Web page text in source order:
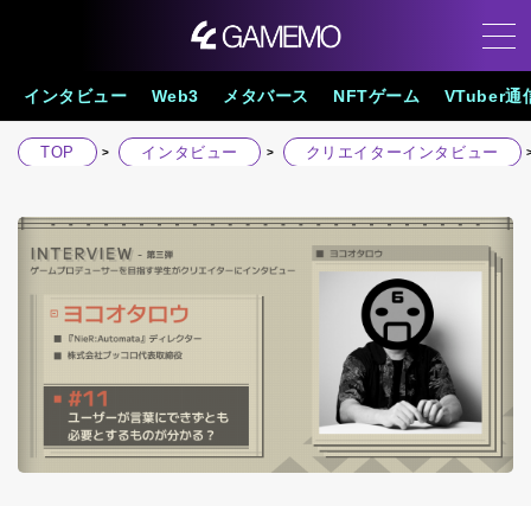
インタビュー Web3 メタバース NFTゲーム VTuber通
TOP インタビュー クリエイターインタビュー